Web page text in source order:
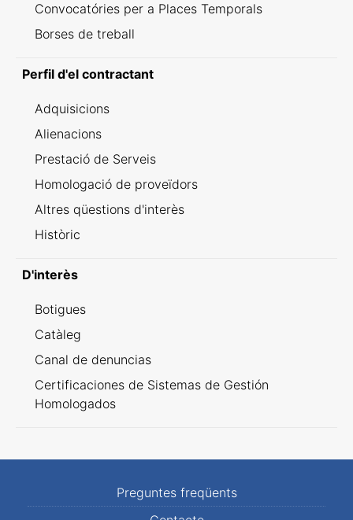
Convocatóries per a Places Temporals
Borses de treball
Perfil d'el contractant
Adquisicions
Alienacions
Prestació de Serveis
Homologació de proveïdors
Altres qüestions d'interès
Històric
D'interès
Botigues
Catàleg
Canal de denuncias
Certificaciones de Sistemas de Gestión
Homologados
Preguntes freqüents